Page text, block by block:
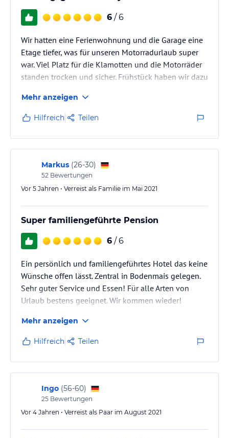
ohne Gewähr und ohne Prüfung durch HolidayCheck. Bitte
lies vor der Buchung die verbindlichen
jeweiligen Veranstalters.
6 / 6
Wir hatten eine Ferienwohnung und die Garage eine
Etage tiefer, was für unseren Motorradurlaub super
war. Viel Platz für die Klamotten und die Motorräder
standen trocken und sicher. Frühstück haben wir dazu
Mehr anzeigen
Hilfreich Teilen
Markus (26-30)
52 Bewertungen
Vor 5 Jahren • Verreist als Familie im Mai 2021
Super familiengeführte Pension
6 / 6
Ein persönlich und familiengeführtes Hotel das keine
Wünsche offen lässt. Zentral in Bodenmais gelegen.
Sehr guter Service und Essen! Für alle Arten von
Urlaub bestens geeignet. Wir kommen wieder!
Mehr anzeigen
Hilfreich Teilen
Ingo (56-60)
25 Bewertungen
Vor 4 Jahren • Verreist als Paar im August 2021